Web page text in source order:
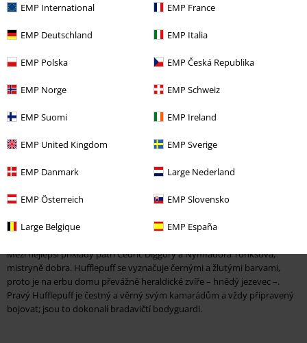
EMP International EMP France
EMP Deutschland EMP Italia
EMP Polska EMP Česká Republika
EMP Norge EMP Schweiz
EMP Suomi EMP Ireland
EMP United Kingdom EMP Sverige
EMP Danmark Large Nederland
EMP Österreich EMP Slovensko
Large Belgique EMP España
Kč 679,00
Hogwarts
narušit rórovnováhu a vyhnat vše dobré, co je světlé. Naštěstí jsou tu
čarodějůóse usídlila právě zde), Havraspár a Huflepuf. Poslední
loajální, mají hluboký smysl pro spravedlnost a nebojí se bólu
Mezi nejlepší příklady patří Cedric Diggory a Nymfadora Tonksová,
mistryně dobra. Hufflepuff se vyznačuje černými a žlutými barvami,
proto je na erbu domu převážně heraldické zvíře – hnědý jezevec –.
Pravý Hufflepuff je čestný a věrný svým kamarádům a vždy připravený
bojovat; jsou to dokonalí bradavičtí bodyguardi.